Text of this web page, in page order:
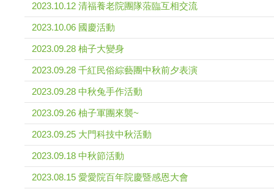
2023.10.12 清福養老院團隊蒞臨互相交流
2023.10.06 國慶活動
2023.09.28 柚子大變身
2023.09.28 千紅民俗綜藝團中秋前夕表演
2023.09.28 中秋兔手作活動
2023.09.26 柚子軍團來襲~
2023.09.25 大門科技中秋活動
2023.09.18 中秋節活動
2023.08.15 愛愛院百年院慶暨感恩大會